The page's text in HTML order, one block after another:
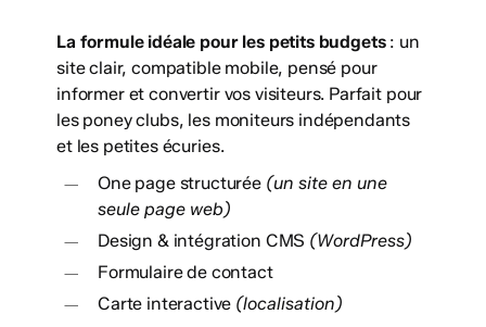
La formule idéale pour les petits budgets: un
site clair, compatible mobile, pensé pour
informer et convertir vos visiteurs. Parfait pour
les poney clubs, les moniteurs indépendants
et les petites écuries.
One page structurée (un site en une
seule page web)
Design & intégration CMS (WordPress)
Formulaire de contact
Carte interactive (localisation)